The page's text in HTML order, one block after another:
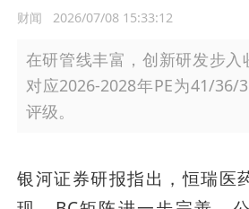
财闻 2026/07/08 15:33:12
在研管线丰富，创新研发步入
对应2026-2028年PE为41/36/
评级。
银河证券研报指出，恒瑞医